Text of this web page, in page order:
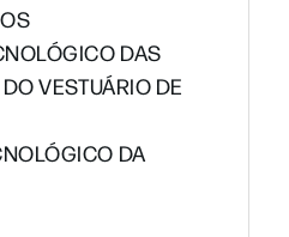
DAS
VESTUÁRIO DE
DA